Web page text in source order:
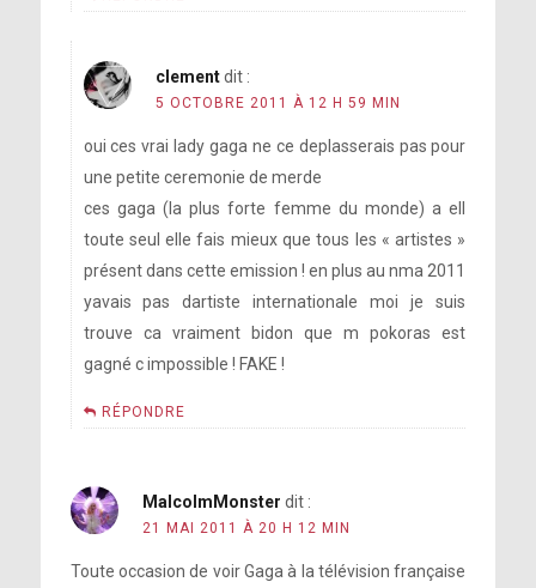
clement dit :
5 OCTOBRE 2011 À 12 H 59 MIN
oui ces vrai lady gaga ne ce deplasserais pas pour
une petite ceremonie de merde
ces gaga (la plus forte femme du monde) a ell
toute seul elle fais mieux que tous les « artistes »
présent dans cette emission ! en plus au nma 2011
yavais pas dartiste internationale moi je suis
trouve ca vraiment bidon que m pokoras est
gagné c impossible ! FAKE !
RÉPONDRE
MalcolmMonster dit :
21 MAI 2011 À 20 H 12 MIN
Toute occasion de voir Gaga à la télévision française